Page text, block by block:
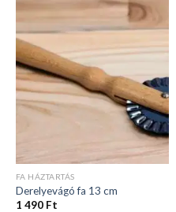
FA HÁZTARTÁS
Derelyevágó fa 13 cm
1 490 Ft